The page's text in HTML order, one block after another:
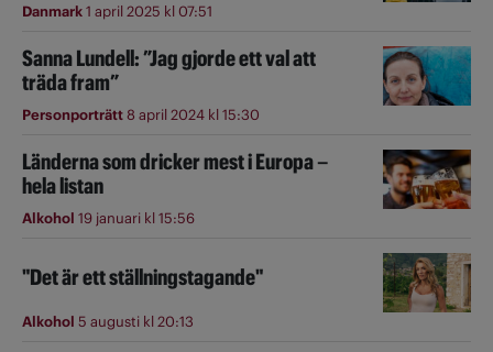
Danmark1 april 2025 kl 07:51
Sanna Lundell: ”Jag gjorde ett val att
träda fram”
Personporträtt8 april 2024 kl 15:30
Länderna som dricker mest i Europa –
hela listan
Alkohol 19 januari kl 15:56
"Det är ett ställningstagande"
Alkohol 5 augusti kl 20:13